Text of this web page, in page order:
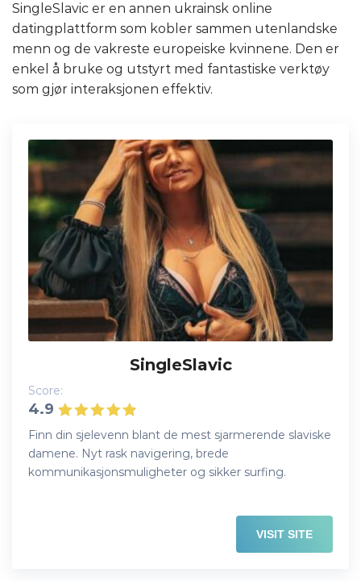
SingleSlavic er en annen ukrainsk online
datingplattform som kobler sammen utenlandske
menn og de vakreste europeiske kvinnene. Den er
enkel å bruke og utstyrt med fantastiske verktøy
som gjør interaksjonen effektiv.
SingleSlavic
Score:
4.9
Finn din sjelevenn blant de mest sjarmerende slaviske
damene. Nyt rask navigering, brede
kommunikasjonsmuligheter og sikker surfing.
VISIT SITE